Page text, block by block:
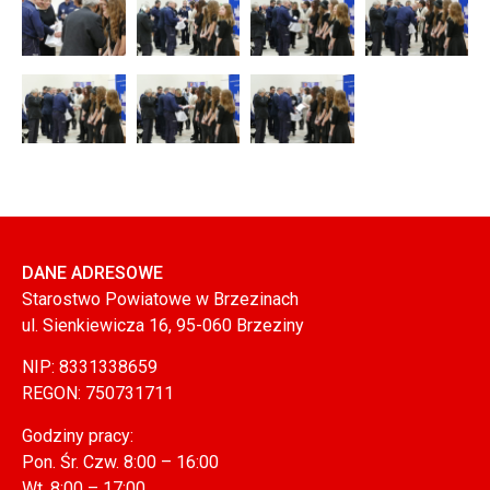
DANE ADRESOWE
Starostwo Powiatowe w Brzezinach
ul. Sienkiewicza 16, 95-060 Brzeziny
NIP: 8331338659
REGON: 750731711
Godziny pracy:
Pon. Śr. Czw. 8:00 – 16:00